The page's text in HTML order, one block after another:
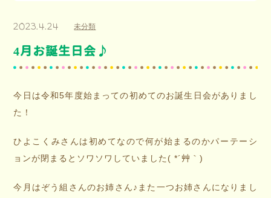
2023.4.24 未分類
4月お誕生日会♪
今日は令和5年度始まっての初めてのお誕生日会がありまし
た！
ひよこくみさんは初めてなので何が始まるのかパーテーシ
ョンが閉まるとソワソワしていました( *´艸｀)
今月はぞう組さんのお姉さん♪また一つお姉さんになりまし